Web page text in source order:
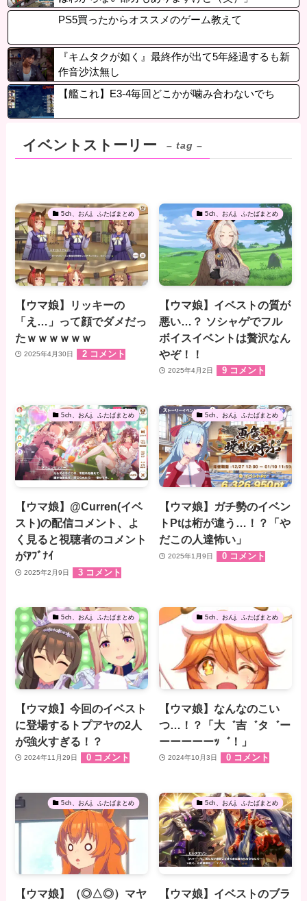
PS5買ったからオススメのゲーム教えて
『キムタクが如く』最終作が出て5年経過するも新
作音沙汰無し
【艦これ】E3-4毎回どこかが噛み合わないでち
イベントストーリー – tag –
5ch、おんj、ふたばまとめ
【ウマ娘】リッキーの
「え…」って顔でダメだっ
たｗｗｗｗｗｗ
2025年4月30日 2 コメント
5ch、おんj、ふたばまとめ
【ウマ娘】イベストの質が
悪い…？ ソシャゲでフル
ボイスイベントは贅沢なん
やぞ！！
2025年4月2日 9 コメント
5ch、おんj、ふたばまとめ
【ウマ娘】@Curren(イベ
スト)の配信コメント、よ
く見ると視聴者のコメント
がｱﾌﾞﾅｲ
2025年2月9日 3 コメント
5ch、おんj、ふたばまとめ
【ウマ娘】ガチ勢のイベン
トPtは桁が違う…！？「や
だこの人達怖い」
2025年1月9日 0 コメント
5ch、おんj、ふたばまとめ
【ウマ娘】今回のイベスト
に登場するトプアヤの2人
が強火すぎる！？
2024年11月29日 0 コメント
5ch、おんj、ふたばまとめ
【ウマ娘】なんなのこい
つ…！？「大゛吉゛タ゛ー
ーーーーーｯ゛！」
2024年10月3日 0 コメント
5ch、おんj、ふたばまとめ
【ウマ娘】（◎△◎）マヤ
5ch、おんj、ふたばまとめ
【ウマ娘】イベストのブラ